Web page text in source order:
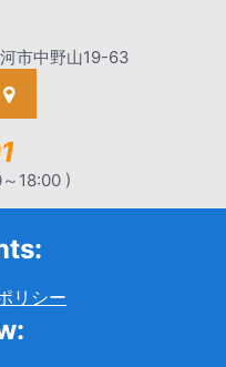
中野山19-63
18:00 )
リシー